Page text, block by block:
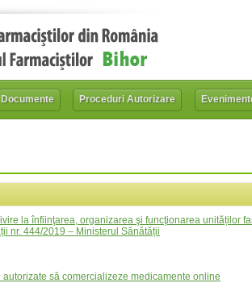
Documente Proceduri Autorizare
la înfiinţarea, organizarea şi funcţionarea unităților
nr. 444/2019 – Ministerul Sănătății
autorizate să comercializeze medicamente online